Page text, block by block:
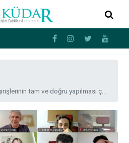
tam ve doğru yapılması çok önemli"